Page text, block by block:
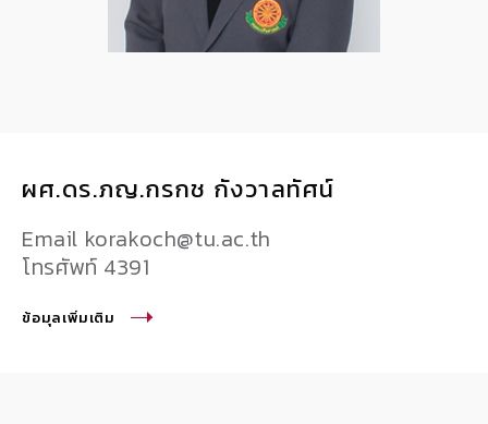
ผศ.ดร.ภญ.กรกช กังวาลทัศน์
Email korakoch@tu.ac.th
โทรศัพท์ 4391
ข้อมุลเพิ่มเติม